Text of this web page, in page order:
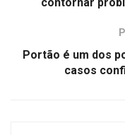
Portão é um dos
casos